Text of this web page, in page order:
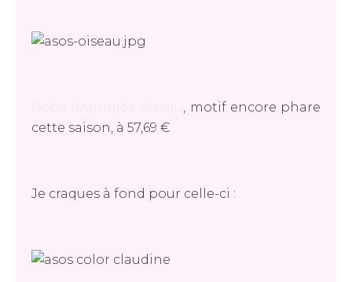
, motif encore phare
cette saison, à 57,69 €
Je craques à fond pour celle-ci :